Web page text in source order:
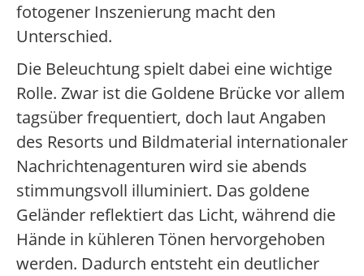
fotogener Inszenierung macht den
Unterschied.
Die Beleuchtung spielt dabei eine wichtige
Rolle. Zwar ist die Goldene Brücke vor allem
tagsüber frequentiert, doch laut Angaben
des Resorts und Bildmaterial internationaler
Nachrichtenagenturen wird sie abends
stimmungsvoll illuminiert. Das goldene
Geländer reflektiert das Licht, während die
Hände in kühleren Tönen hervorgehoben
werden. Dadurch entsteht ein deutlicher